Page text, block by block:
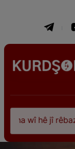
wî hê jî rêbaza